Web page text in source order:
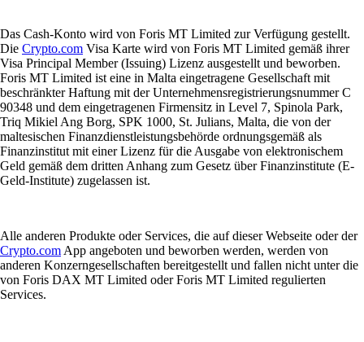
Das Cash-Konto wird von Foris MT Limited zur Verfügung gestellt.
Die Crypto.com Visa Karte wird von Foris MT Limited gemäß ihrer
Visa Principal Member (Issuing) Lizenz ausgestellt und beworben.
Foris MT Limited ist eine in Malta eingetragene Gesellschaft mit
beschränkter Haftung mit der Unternehmensregistrierungsnummer C
90348 und dem eingetragenen Firmensitz in Level 7, Spinola Park,
Triq Mikiel Ang Borg, SPK 1000, St. Julians, Malta, die von der
maltesischen Finanzdienstleistungsbehörde ordnungsgemäß als
Finanzinstitut mit einer Lizenz für die Ausgabe von elektronischem
Geld gemäß dem dritten Anhang zum Gesetz über Finanzinstitute (E-
Geld-Institute) zugelassen ist.
Alle anderen Produkte oder Services, die auf dieser Webseite oder der
Crypto.com App angeboten und beworben werden, werden von
anderen Konzerngesellschaften bereitgestellt und fallen nicht unter die
von Foris DAX MT Limited oder Foris MT Limited regulierten
Services.